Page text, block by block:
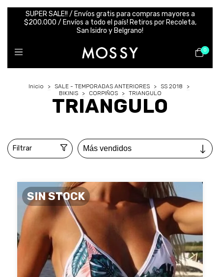
SUPER SALE!! / Envíos gratis para compras mayores a
$200.000 / Envíos a todo el país! Retiros por Recoleta,
San Isidro y Belgrano!
0
Inicio > SALE - TEMPORADAS ANTERIORES > SS 2018
>
BIKINIS
> CORPIÑOS > TRIANGULO
TRIANGULO
Filtrar
SIN STOCK